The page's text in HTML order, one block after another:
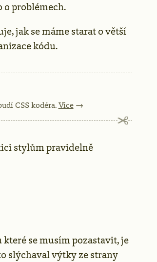
problémech.
jak se máme starat o větší
kódu.
CSS kodéra.Více→
stylům pravidelně
se musím pozastavit, je
slýchaval výtky ze strany